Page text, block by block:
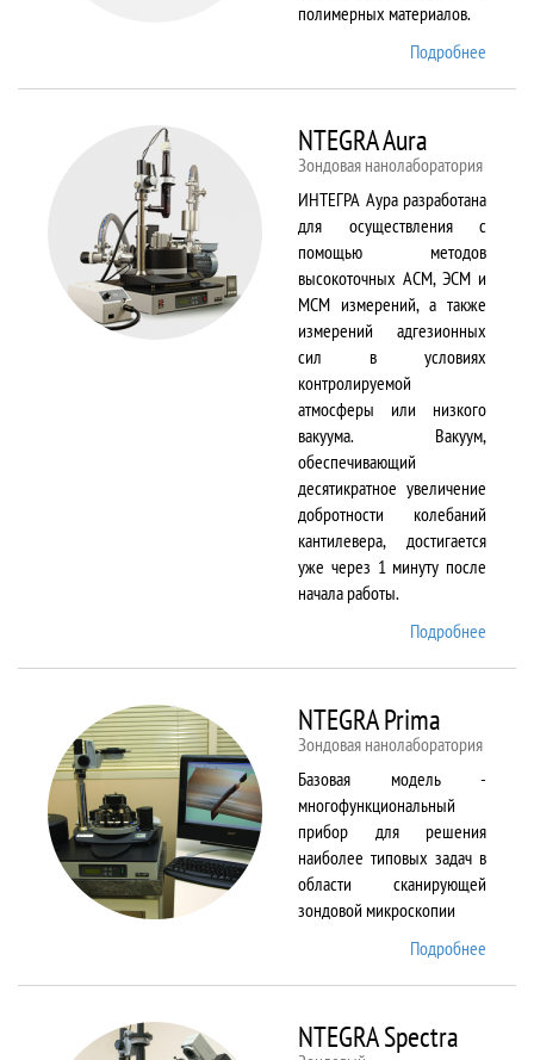
полимерных материалов.
Подробнее
NTEGRA Aura
Зондовая нанолаборатория
ИНТЕГРА Аура разработана
для осуществления с
помощью методов
высокоточных АСМ, ЭСМ и
МСМ измерений, а также
измерений адгезионных
сил в условиях
контролируемой
атмосферы или низкого
вакуума. Вакуум,
обеспечивающий
десятикратное увеличение
добротности колебаний
кантилевера, достигается
уже через 1 минуту после
начала работы.
Подробнее
NTEGRA Prima
Зондовая нанолаборатория
Базовая модель -
многофункциональный
прибор для решения
наиболее типовых задач в
области сканирующей
зондовой микроскопии
Подробнее
NTEGRA Spectra